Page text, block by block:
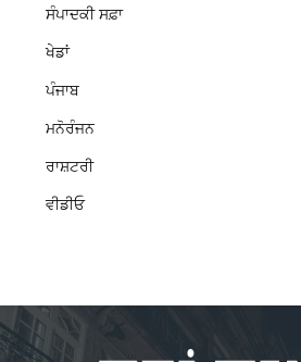
ਸੰਪਾਦਕੀ ਸਫ਼ਾ
ਖੇਡਾਂ
ਪੰਜਾਬ
ਮਨੋਰੰਜਨ
ਰਾਸ਼ਟਰੀ
ਵੀਡੀਓ